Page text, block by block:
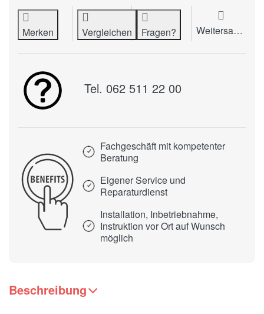
Merken Vergleichen Fragen? Weitersagen
Tel. 062 511 22 00
Fachgeschäft mit kompetenter
Beratung
Eigener Service und
Reparaturdienst
Installation, Inbetriebnahme,
Instruktion vor Ort auf Wunsch
möglich
Beschreibung